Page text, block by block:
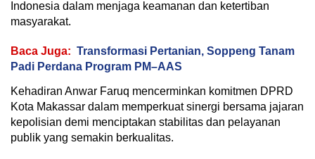
Indonesia dalam menjaga keamanan dan ketertiban
masyarakat.
Baca Juga: Transformasi Pertanian, Soppeng Tanam
Padi Perdana Program PM–AAS
Kehadiran Anwar Faruq mencerminkan komitmen DPRD
Kota Makassar dalam memperkuat sinergi bersama jajaran
kepolisian demi menciptakan stabilitas dan pelayanan
publik yang semakin berkualitas.